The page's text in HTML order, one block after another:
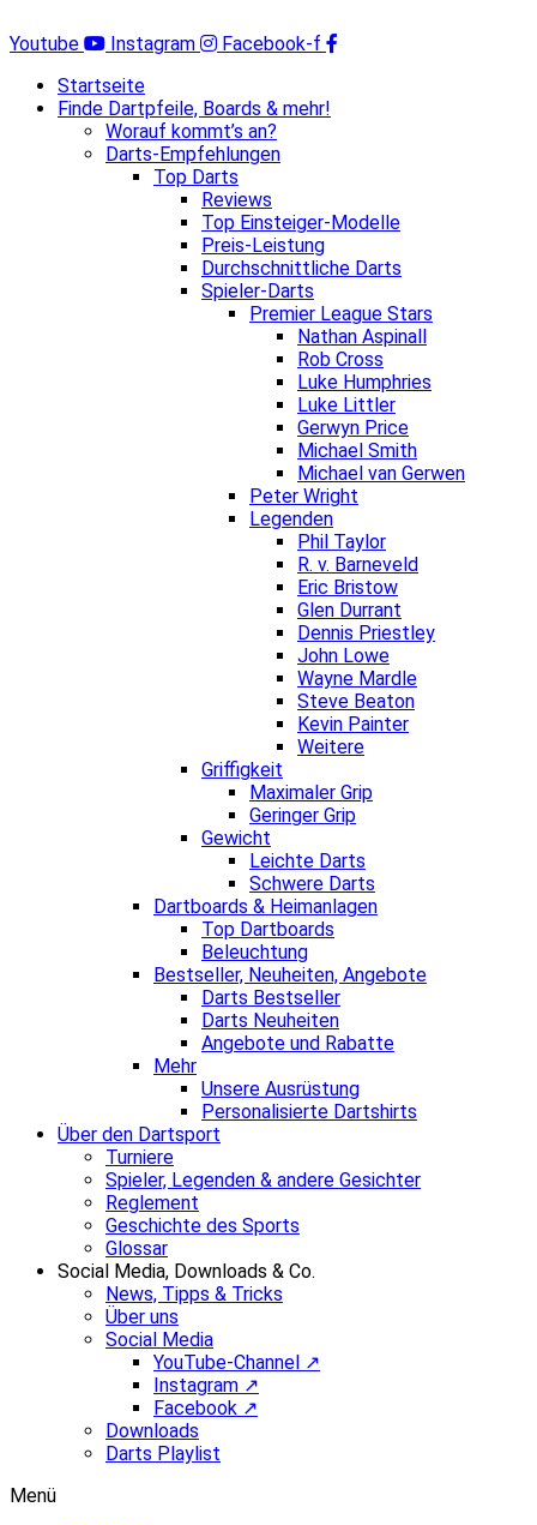
Inhalt
Youtube Instagram
Facebook-f
Startseite
Finde Dartpfeile, Boards & mehr!
Worauf kommt’s an?
Darts-Empfehlungen
Top Darts
Reviews
Top Einsteiger-Modelle
Preis-Leistung
Durchschnittliche Darts
Spieler-Darts
Premier League Stars
Nathan Aspinall
Rob Cross
Luke Humphries
Luke Littler
Gerwyn Price
Michael Smith
Michael van Gerwen
Peter Wright
Legenden
Phil Taylor
R. v. Barneveld
Eric Bristow
Glen Durrant
Dennis Priestley
John Lowe
Wayne Mardle
Steve Beaton
Kevin Painter
Weitere
Griffigkeit
Maximaler Grip
Geringer Grip
Gewicht
Leichte Darts
Schwere Darts
Dartboards & Heimanlagen
Top Dartboards
Beleuchtung
Bestseller, Neuheiten, Angebote
Darts Bestseller
Darts Neuheiten
Angebote und Rabatte
Mehr
Unsere Ausrüstung
Personalisierte Dartshirts
Über den Dartsport
Turniere
Spieler, Legenden & andere Gesichter
Reglement
Geschichte des Sports
Glossar
Social Media, Downloads & Co.
News, Tipps & Tricks
Über uns
Social Media
YouTube-Channel ↗
Instagram ↗
Facebook ↗
Downloads
Darts Playlist
Menü